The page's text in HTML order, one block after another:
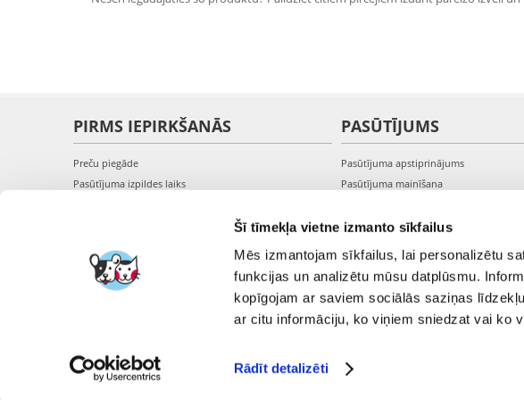
Šī tīmekļa vietne izmanto sīkfailus
Mēs izmantojam sīkfailus, lai personalizētu
funkcijas un analizētu mūsu datplūsmu.
kopīgojam ar saviem sociālās saziņas
ar citu informāciju, ko viņiem sniedzat vai ko
Rādīt detalizēti
PIRMS IEPIRKŠANĀS
Preču piegāde
Pasūtījuma izpildes laiks
Privātuma politika
PASŪTĪJUMS
Pasūtījuma apstiprinājums
Pasūtījuma mainīšana
Pieslēgšanās kontam